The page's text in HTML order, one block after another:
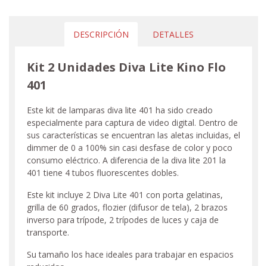
DESCRIPCIÓN DETALLES
Kit 2 Unidades Diva Lite Kino Flo
401
Este kit de lamparas diva lite 401 ha sido creado
especialmente para captura de video digital. Dentro de
sus características se encuentran las aletas incluidas, el
dimmer de 0 a 100% sin casi desfase de color y poco
consumo eléctrico. A diferencia de la diva lite 201 la
401 tiene 4 tubos fluorescentes dobles.
Este kit incluye 2 Diva Lite 401 con porta gelatinas,
grilla de 60 grados, flozier (difusor de tela), 2 brazos
inverso para trípode, 2 trípodes de luces y caja de
transporte.
Su tamaño los hace ideales para trabajar en espacios